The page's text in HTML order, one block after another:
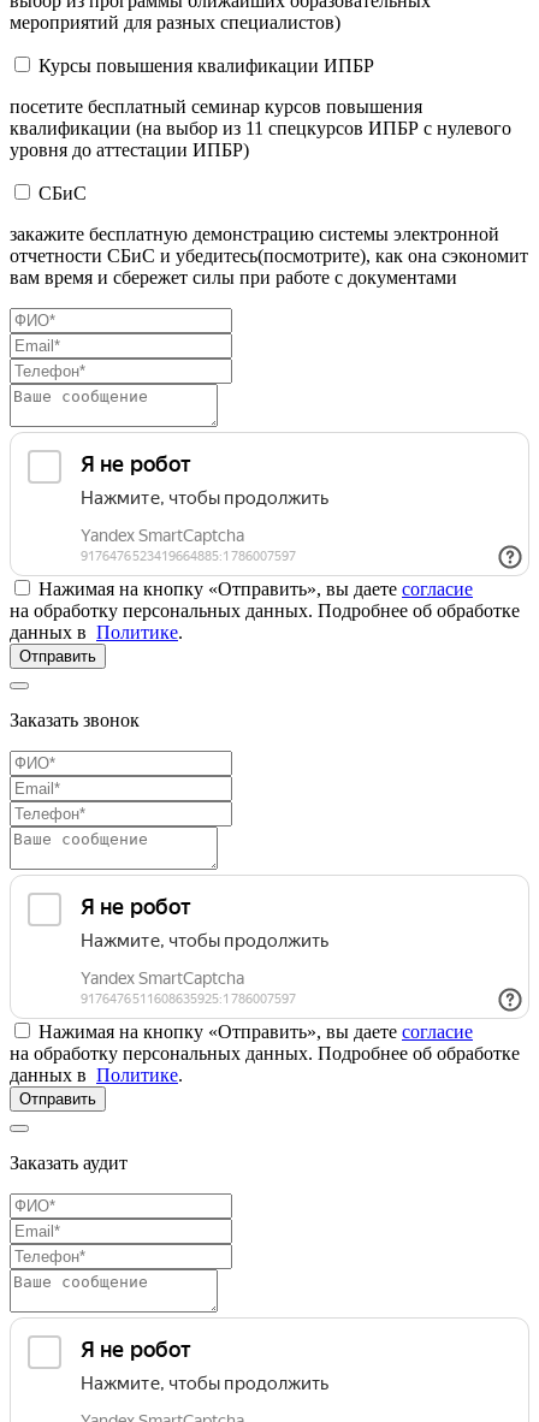
мероприятий для разных специалистов)
Курсы повышения квалификации ИПБР
посетите бесплатный семинар курсов повышения
квалификации (на выбор из 11 спецкурсов ИПБР с нулевого
уровня до аттестации ИПБР)
СБиС
закажите бесплатную демонстрацию системы электронной
отчетности СБиС и убедитесь(посмотрите), как она сэкономит
вам время и сбережет силы при работе с документами
Нажимая на кнопку «Отправить», вы даете согласие
на обработку персональных данных. Подробнее об обработке
данных в Политике.
Отправить
Заказать звонок
Нажимая на кнопку «Отправить», вы даете согласие
на обработку персональных данных. Подробнее об обработке
данных в Политике.
Отправить
Заказать аудит